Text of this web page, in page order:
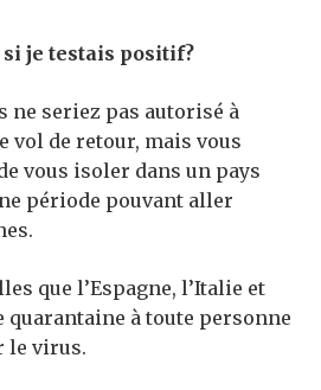
je testais positif?
ne seriez pas autorisé à
vol de retour, mais vous
vous isoler dans un pays
période pouvant aller
que l’Espagne, l’Italie et
quarantaine à toute personne
le virus.